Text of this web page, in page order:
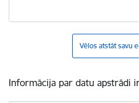
Vēlos atstāt savu
Informācija par datu apstrādi